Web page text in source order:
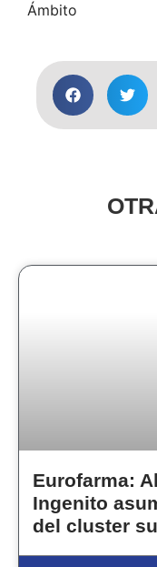
Ámbito
Eurofarma:
Ingenito
del cluster